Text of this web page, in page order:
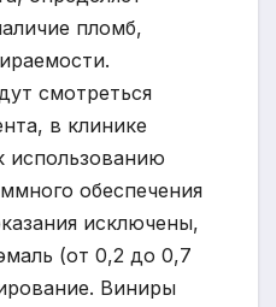
пломб,
смотреться
в клинике
использованию
обеспечения
исключены,
(от 0,2 до 0,7
Виниры